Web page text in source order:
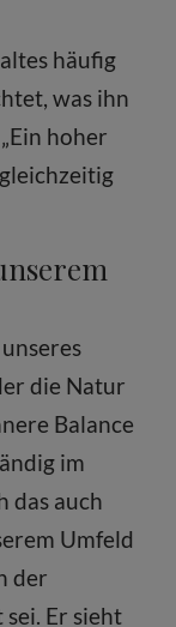
häufig
was ihn
hoher
die Natur
Balance
im
das auch
Umfeld
der
Er sieht